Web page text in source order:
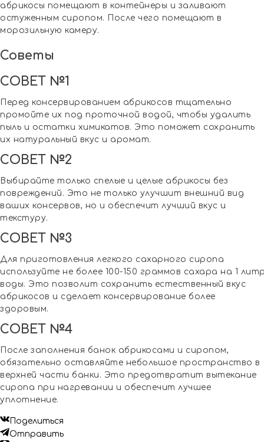
абрикосы помещают в контейнеры и заливают
остуженным сиропом. После чего помещают в
морозильную камеру.
Советы
СОВЕТ №1
Перед консервированием абрикосов тщательно
промойте их под проточной водой, чтобы удалить
пыль и остатки химикатов. Это поможет сохранить
их натуральный вкус и аромат.
СОВЕТ №2
Выбирайте только спелые и целые абрикосы без
повреждений. Это не только улучшит внешний вид
ваших консервов, но и обеспечит лучший вкус и
текстуру.
СОВЕТ №3
Для приготовления легкого сахарного сиропа
используйте не более 100-150 граммов сахара на 1
воды. Это позволит сохранить естественный вкус
абрикосов и сделает консервирование более
здоровым.
СОВЕТ №4
После заполнения банок абрикосами и сиропом,
обязательно оставляйте небольшое пространство в
верхней части банки. Это предотвратит вытекание
сиропа при нагревании и обеспечит лучшее
уплотнение.
Поделиться
Отправить